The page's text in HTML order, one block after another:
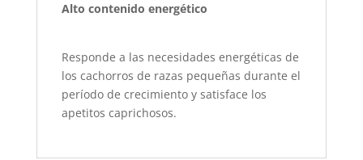
Alto contenido energético
Responde a las necesidades energéticas de
los cachorros de razas pequeñas durante el
período de crecimiento y satisface los
apetitos caprichosos.